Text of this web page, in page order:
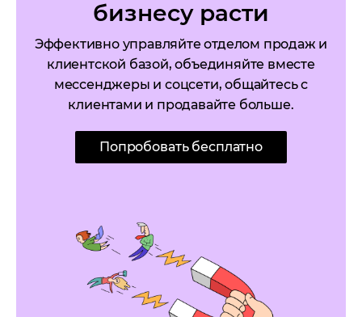
бизнесу расти
Эффективно управляйте отделом продаж и
клиентской базой, объединяйте вместе
мессенджеры и соцсети, общайтесь с
клиентами и продавайте больше.
Попробовать бесплатно